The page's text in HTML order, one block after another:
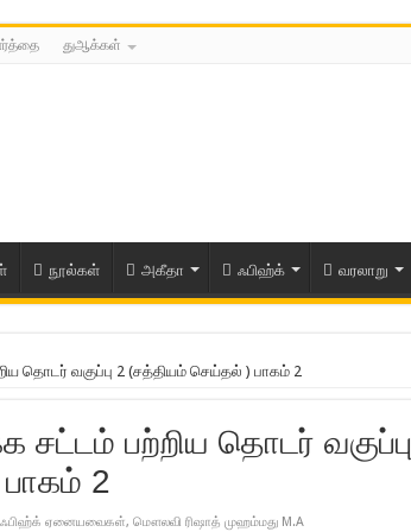
துஆக்கள்
நூல்கள் அகீதா ஃபிஹ்க் வரலாறு
தொடர் வகுப்பு 2 (சத்தியம் செய்தல் ) பாகம் 2
சட்டம் பற்றிய தொடர் வகுப்பு
2
ஃபிஹ்க் ஏனையவைகள், மௌலவி ரிஷாத் முஹம்மது M.A